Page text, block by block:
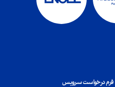
فرم درخواست سرویس